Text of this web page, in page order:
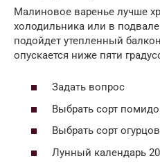
Малиновое варенье лучше
холодильника или в
подойдет утепленный
опускается ниже пяти
Задать вопрос
Выбрать сорт
Выбрать сорт огурцов
Лунный календарь